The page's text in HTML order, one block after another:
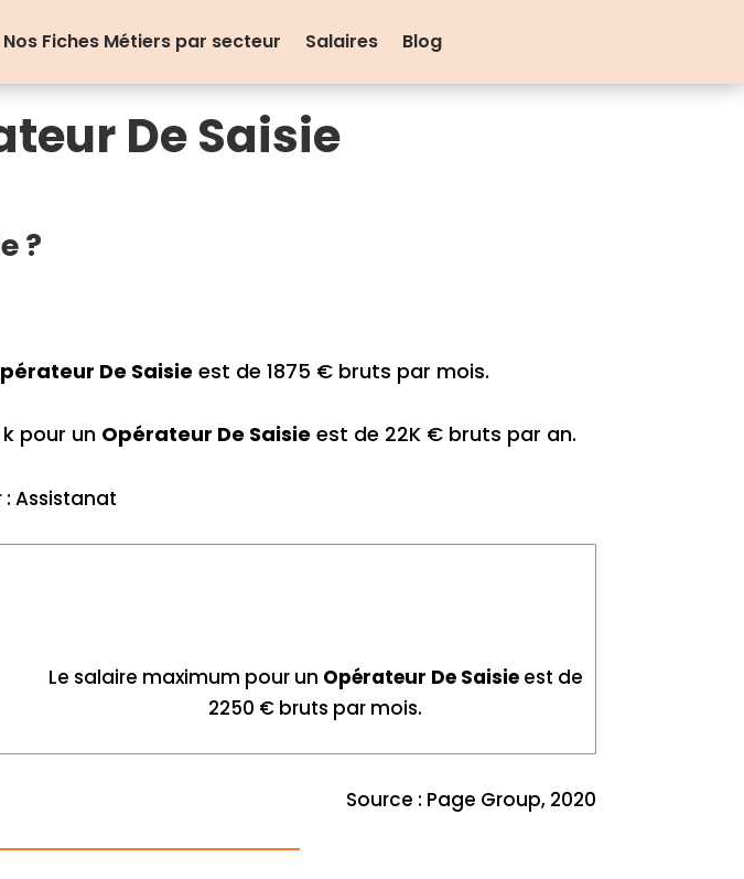
Nos Fiches Métiers par secteur Salaires Blog
De Saisie
?
De Saisie est de 1875 € bruts par mois.
pour un Opérateur De Saisie est de 22K € bruts par an.
Assistanat
Le salaire maximum pour un Opérateur De Saisieest de
2250 € bruts par mois.
Source : Page Group, 2020